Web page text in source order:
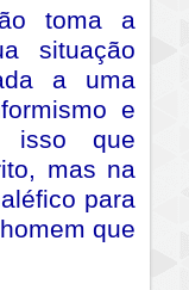
toma a
situação
a uma
e
isso que
mas na
para
que